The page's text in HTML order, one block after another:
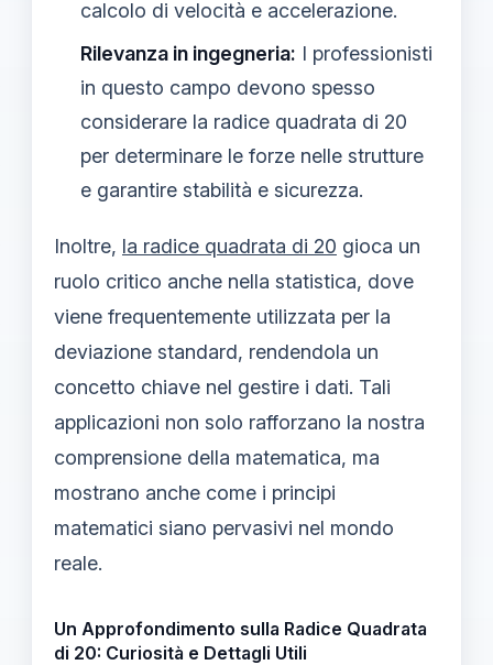
calcolo di velocità e accelerazione.
Rilevanza in ingegneria: I professionisti
in questo campo devono spesso
considerare la radice quadrata di 20
per determinare le forze nelle strutture
e garantire stabilità e sicurezza.
Inoltre, la radice quadrata di 20 gioca un
ruolo critico anche nella statistica, dove
viene frequentemente utilizzata per la
deviazione standard, rendendola un
concetto chiave nel gestire i dati. Tali
applicazioni non solo rafforzano la nostra
comprensione della matematica, ma
mostrano anche come i principi
matematici siano pervasivi nel mondo
reale.
Un Approfondimento sulla Radice Quadrata
di 20: Curiosità e Dettagli Utili